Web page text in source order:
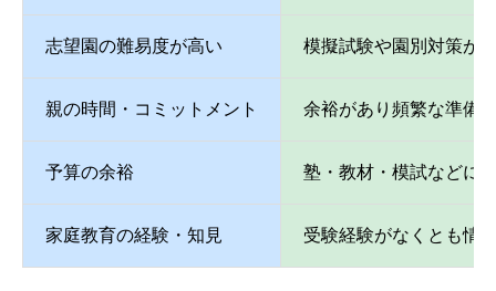
志望園の難易度が高い 模擬試験や園別対策が
親の時間・コミットメント 余裕があり頻繁な準備
予算の余裕 塾・教材・模試などに
家庭教育の経験・知見 受験経験がなくとも情